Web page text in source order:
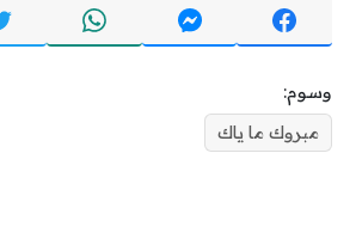
وسوم:
مبروك ما ياك